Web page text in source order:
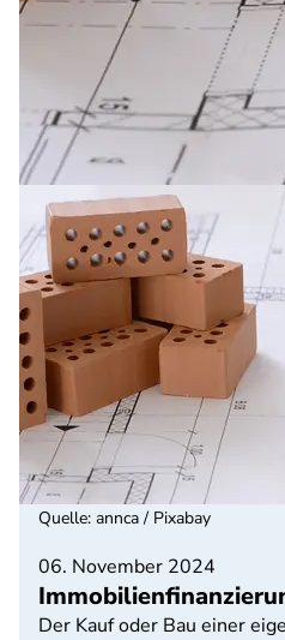
06. November 2024
Der Kauf oder Bau einer
Quelle: annca / Pixabay